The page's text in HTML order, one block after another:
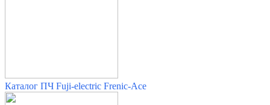
Каталог ПЧ Fuji-electric Frenic-Ace